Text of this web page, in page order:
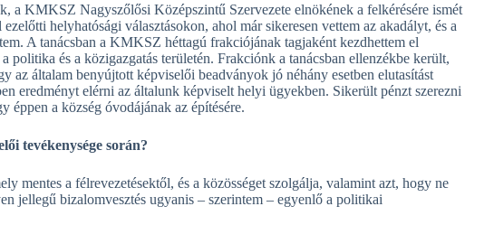
a KMKSZ Nagyszőlősi Középszintű Szervezete elnökének a felkérésére ismét
helyhatósági választásokon, ahol már sikeresen vettem az akadályt, és a
A tanácsban a KMKSZ héttagú frakciójának tagjaként kezdhettem el
politika és a közigazgatás területén. Frakciónk a tanácsban ellenzékbe került,
az általam benyújtott képviselői beadványok jó néhány esetben elutasítást
eredményt elérni az általunk képviselt helyi ügyekben. Sikerült pénzt szerezni
éppen a község óvodájának az építésére.
tevékenysége során?
mentes a félrevezetésektől, és a közösséget szolgálja, valamint azt, hogy ne
jellegű bizalomvesztés ugyanis – szerintem – egyenlő a politikai